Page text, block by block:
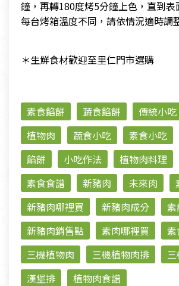
鐘，再轉180度烤5分鐘上色，直到
每台烤箱溫度不同，請依情況適時調
＊生鮮食材歡迎至里仁門市選購
素食餡餅 蔬食餡餅 傳統小吃
植物肉
蔬食小吃 素食小吃
餡餅
小吃作法 植物肉料理
素食食譜
新豬肉 未來肉
新豬肉哪裡買
新豬肉成分
素
新豬肉銷售點
素肉哪裡買
三機植物肉
三機植物肉排
漢堡排
植物肉食譜